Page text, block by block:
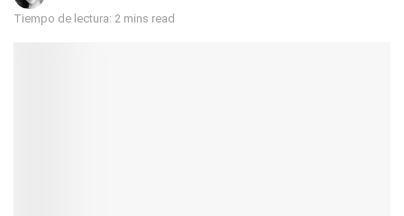
Tiempo de lectura: 2 mins read